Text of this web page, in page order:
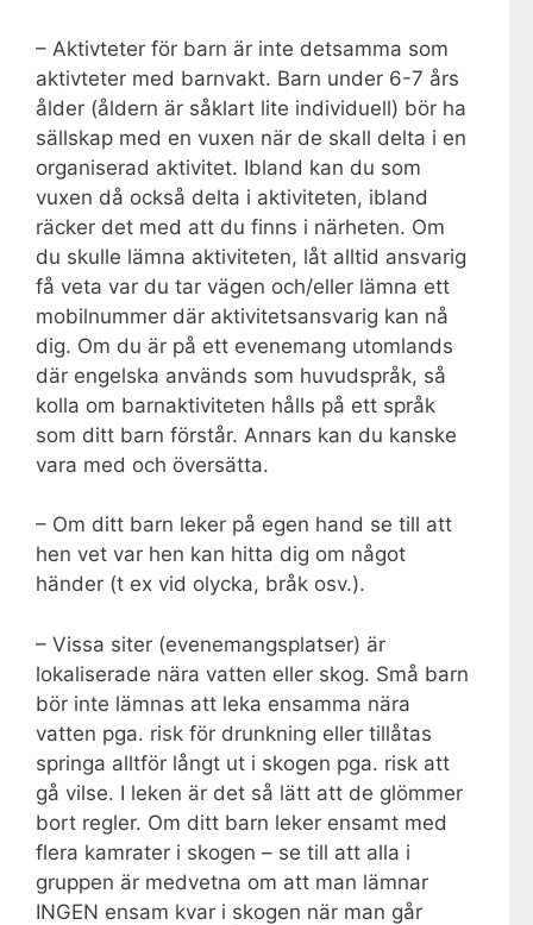
– Aktivteter för barn är inte detsamma som
aktivteter med barnvakt. Barn under 6-7 års
ålder (åldern är såklart lite individuell) bör ha
sällskap med en vuxen när de skall delta i en
organiserad aktivitet. Ibland kan du som
vuxen då också delta i aktiviteten, ibland
räcker det med att du finns i närheten. Om
du skulle lämna aktiviteten, låt alltid ansvarig
få veta var du tar vägen och/eller lämna ett
mobilnummer där aktivitetsansvarig kan nå
dig. Om du är på ett evenemang utomlands
där engelska används som huvudspråk, så
kolla om barnaktiviteten hålls på ett språk
som ditt barn förstår. Annars kan du kanske
vara med och översätta.
– Om ditt barn leker på egen hand se till att
hen vet var hen kan hitta dig om något
händer (t ex vid olycka, bråk osv.).
– Vissa siter (evenemangsplatser) är
lokaliserade nära vatten eller skog. Små barn
bör inte lämnas att leka ensamma nära
vatten pga. risk för drunkning eller tillåtas
springa alltför långt ut i skogen pga. risk att
gå vilse. I leken är det så lätt att de glömmer
bort regler. Om ditt barn leker ensamt med
flera kamrater i skogen – se till att alla i
gruppen är medvetna om att man lämnar
INGEN ensam kvar i skogen när man går